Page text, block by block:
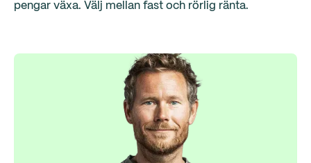
pengar växa. Välj mellan fast och rörlig ränta.